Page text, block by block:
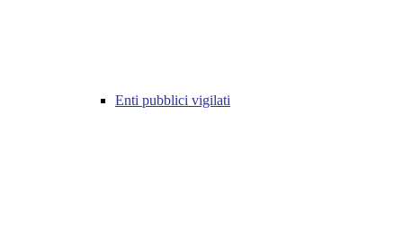
Enti pubblici vigilati